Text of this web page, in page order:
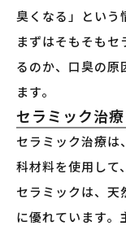
臭くなる」という
まずはそもそもセ
るのか、口臭の原
ます。
セラミック治
セラミック治療は
科材料を使用して
セラミックは、天
に優れています。